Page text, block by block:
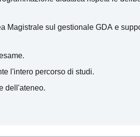
Magistrale sul gestionale GDA e
l'intero percorso di studi.
dell'ateneo.